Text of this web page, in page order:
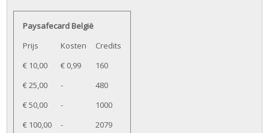
Paysafecard België
Prijs
Kosten
Credits
€ 10,00
€ 0,99
160
€ 25,00
-
480
€ 50,00
-
1000
€ 100,00
-
2079